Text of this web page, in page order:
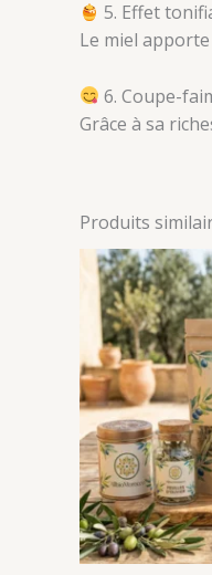
5. Effet
Le miel
6. Coupe-
Grâce à sa
Produits